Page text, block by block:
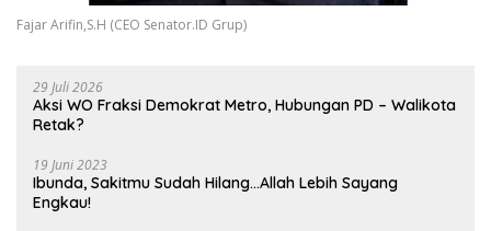
Fajar Arifin,S.H (CEO Senator.ID Grup)
29 Juli 2026
Aksi WO Fraksi Demokrat Metro, Hubungan PD – Walikota
Retak?
19 Juni 2023
Ibunda, Sakitmu Sudah Hilang…Allah Lebih Sayang
Engkau!